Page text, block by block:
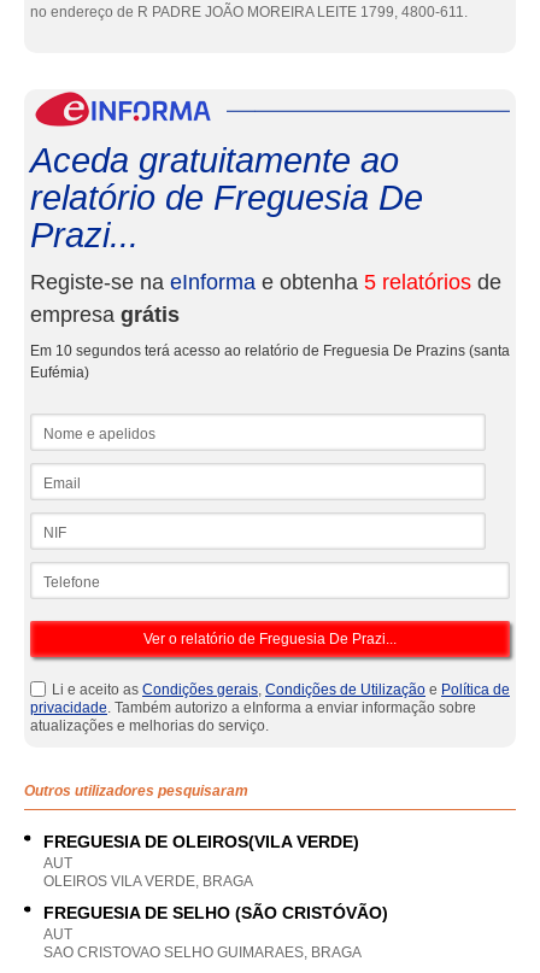
no endereço de R PADRE JOÃO MOREIRA LEITE 1799, 4800-611.
Aceda gratuitamente ao
relatório de Freguesia De
Prazi...
Registe-se na eInforma e obtenha 5 relatórios de
empresa grátis
Em 10 segundos terá acesso ao relatório de Freguesia De Prazins (santa
Eufémia)
Li e aceito as Condições gerais, Condições de Utilização e Política de
privacidade. Também autorizo a eInforma a enviar informação sobre
atualizações e melhorias do serviço.
Outros utilizadores pesquisaram
FREGUESIA DE OLEIROS(VILA VERDE)
AUT
OLEIROS VILA VERDE, BRAGA
FREGUESIA DE SELHO (SÃO CRISTÓVÃO)
AUT
SAO CRISTOVAO SELHO GUIMARAES, BRAGA